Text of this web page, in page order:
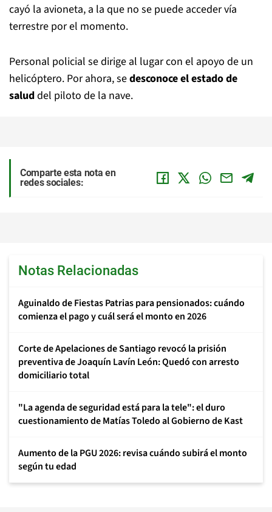
cayó la avioneta, a la que no se puede acceder vía
terrestre por el momento.
Personal policial se dirige al lugar con el apoyo de un
helicóptero. Por ahora, sedesconoce el estado de
saluddel piloto de la nave.
Comparte esta nota en
redes sociales:
Notas Relacionadas
Aguinaldo de Fiestas Patrias para pensionados: cuándo
comienza el pago y cuál será el monto en 2026
Corte de Apelaciones de Santiago revocó la prisión
preventiva de Joaquín Lavín León: Quedó con arresto
domiciliario total
"La agenda de seguridad está para la tele": el duro
cuestionamiento de Matías Toledo al Gobierno de Kast
Aumento de la PGU 2026: revisa cuándo subirá el monto
según tu edad